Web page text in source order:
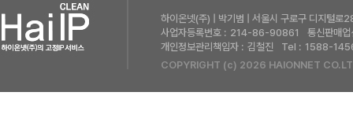
하이온넷(주) | 박기범 | 서울시 구로구 디지털
사업자등록번호 : 214-86-90861
통신판매
개인정보관리책임자 : 김철진 Tel : 1588-
COPYRIGHT (c) 2026 HAIONNET